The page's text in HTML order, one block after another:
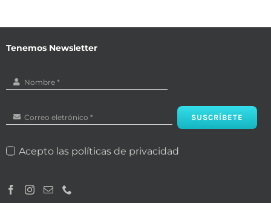
Tenemos Newsletter
SUSCRÍBETE
Acepto las políticas de privacidad